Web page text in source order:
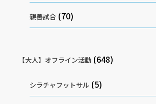
親善試合 (70)
【大人】オフライン活動(648)
シラチャフットサル (5)